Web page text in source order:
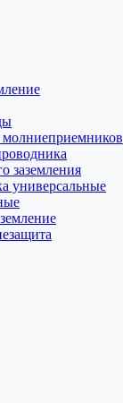
молниеприемников
заземления
универсальные